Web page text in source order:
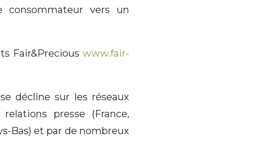
consommateur vers un
Fair&Precious www.fair-
décline sur les réseaux
presse (France,
Bas) et par de nombreux